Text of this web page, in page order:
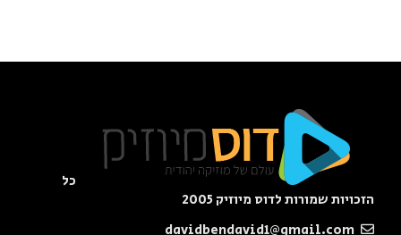
כל
הזכויות שמורות לדוס מיוזיק 2005